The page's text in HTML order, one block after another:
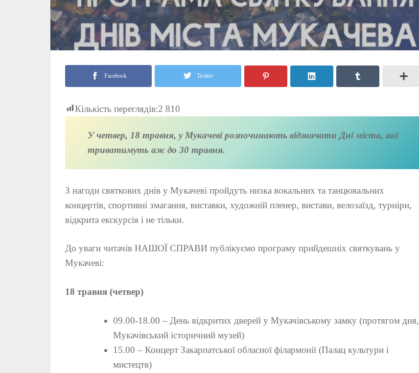
Facebook Twitter
Кількість переглядів:2 810
У четвер, 18 травня, у Мукачеві розпочинають відзначати Дні міста, які
триватимуть аж до 30 травня.
З нагоди святкових днів у Мукачеві пройдуть низка вокальних та танцювальних
концертів, спортивні змагання, виставки, художній пленер, вистави, велозаїзд, турніри,
відкрита екскурсія і не тільки.
До уваги читачів НАШОЇ СПРАВИ публікуємо програму прийдешніх святкувань у
Мукачеві:
18 травня (четвер)
09.00-18.00 – День відкритих дверей у Мукачівському замку (протягом дня,
Мукачівський історичний музей)
15.00 – Концерт Закарпатської обласної філармонії (Палац культури і
мистецтв)